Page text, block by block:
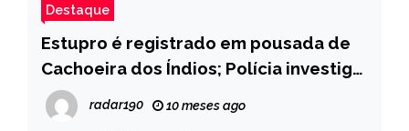
Destaque
Estupro é registrado em pousada de
Cachoeira dos Índios; Polícia investiga
o caso
radar190 10 meses ago